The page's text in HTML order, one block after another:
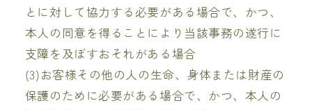
とに対して協力する必要がある場合で、かつ、
本人の同意を得ることにより当該事務の遂行に
支障を及ぼすおそれがある場合
(3)お客様その他の人の生命、身体または財産の
保護のために必要がある場合で、かつ、本人の